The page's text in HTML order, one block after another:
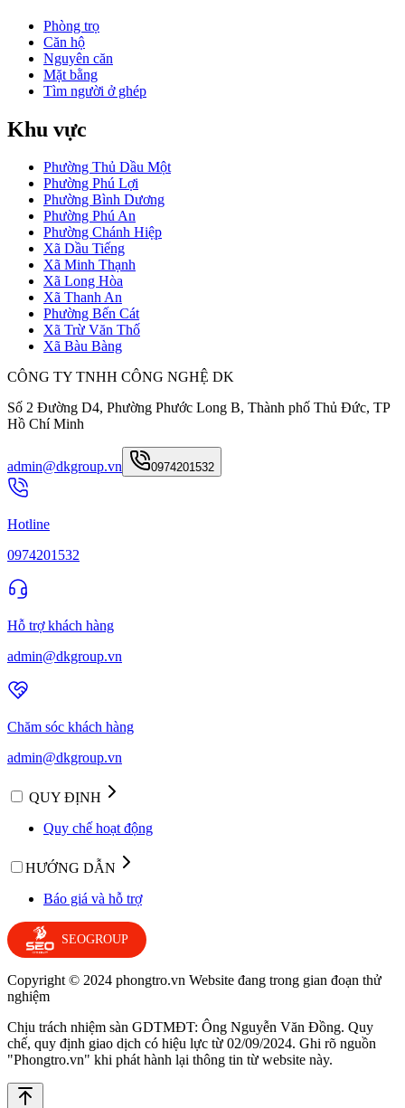
Phòng trọ
Căn hộ
Nguyên căn
Mặt bằng
Tìm người ở ghép
Khu vực
Phường Thủ Dầu Một
Phường Phú Lợi
Phường Bình Dương
Phường Phú An
Phường Chánh Hiệp
Xã Dầu Tiếng
Xã Minh Thạnh
Xã Long Hòa
Xã Thanh An
Phường Bến Cát
Xã Trừ Văn Thố
Xã Bàu Bàng
CÔNG TY TNHH CÔNG NGHỆ DK
Số 2 Đường D4, Phường Phước Long B, Thành phố Thủ Đức, TP
Hồ Chí Minh
admin@dkgroup.vn 0974201532
Hotline
0974201532
Hỗ trợ khách hàng
admin@dkgroup.vn
Chăm sóc khách hàng
admin@dkgroup.vn
QUY ĐỊNH
Quy chế hoạt động
HƯỚNG DẪN
Báo giá và hỗ trợ
SEOGROUP
Copyright © 2024 phongtro.vn Website đang trong gian đoạn thử
nghiệm
Chịu trách nhiệm sàn GDTMĐT: Ông Nguyễn Văn Đồng. Quy
chế, quy định giao dịch có hiệu lực từ 02/09/2024. Ghi rõ nguồn
"Phongtro.vn" khi phát hành lại thông tin từ website này.